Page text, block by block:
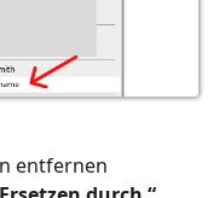
entfernen